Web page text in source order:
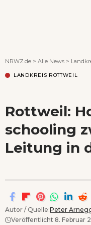
NRWZ.de > Alle News >
LANDKREIS ROTTWEIL
Rottweil:
schooling
Leitung in
Autor / Quelle:Peter
Veröffentlicht 8. Februar